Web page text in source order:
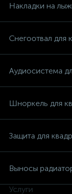
Накладки на
Снегоотвал для
Аудиосистема
Шноркель для
Защита для
Выносы
Услуги